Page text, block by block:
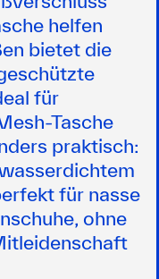
helfen
bietet die
für
Tasche
praktisch:
für nasse
ohne